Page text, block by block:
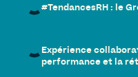
#TendancesRH : le
Expérience
performance et la